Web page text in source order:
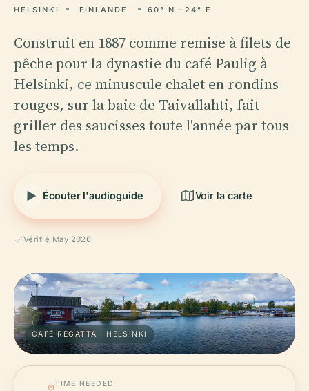
HELSINKI FINLANDE 60° N · 24° E
Construit en 1887 comme remise à filets de
pêche pour la dynastie du café Paulig à
Helsinki, ce minuscule chalet en rondins
rouges, sur la baie de Taivallahti, fait
griller des saucisses toute l'année par tous
les temps.
Écouter l'audioguide Voir la carte
Vérifié May 2026
CAFÉ REGATTA · HELSINKI
TIME NEEDED